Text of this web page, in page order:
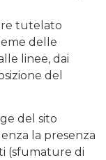
tutelato
delle
linee, dai
del
del sito
la presenza
(sfumature di